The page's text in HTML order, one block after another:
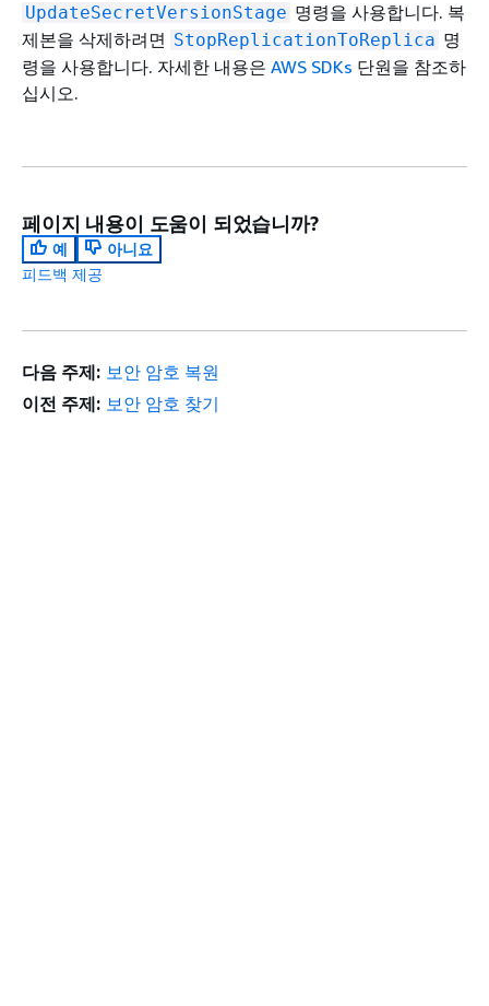
UpdateSecretVersionStage 명령을 사용합니다. 복
제본을 삭제하려면 StopReplicationToReplica 명
령을 사용합니다. 자세한 내용은 AWS SDKs 단원을 참조하
십시오.
페이지 내용이 도움이 되었습니까?
예
아니요
피드백 제공
다음 주제: 보안 암호 복원
이전 주제: 보안 암호 찾기